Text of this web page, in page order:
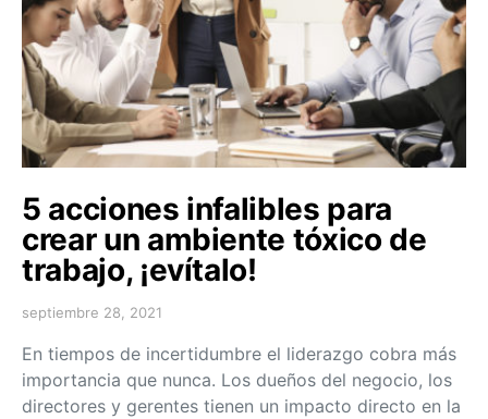
5 acciones infalibles para
crear un ambiente tóxico de
trabajo, ¡evítalo!
septiembre 28, 2021
En tiempos de incertidumbre el liderazgo cobra más
importancia que nunca. Los dueños del negocio, los
directores y gerentes tienen un impacto directo en la